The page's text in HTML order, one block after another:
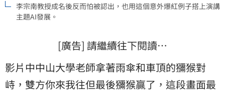
李宗南教授成名後反而怕被認出，也用這個意外爆紅例子搭上演講
主題AI發展。
[廣告] 請繼續往下閱讀…
影片中中山大學老師拿著雨傘和車頂的獼猴對
峙 ，雙方你來我往但最後獼猴贏了，這段畫面最